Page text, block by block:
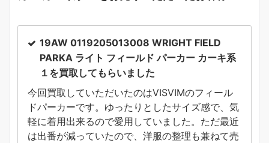
19AW 0119205013008 WRIGHT FIELD
PARKA ライト フィールド パーカー カーキ系
１ を買取してもらいました
今回買取していただいたのはVISVIMのフィール
ドパーカーです。ゆったりとしたサイズ感で、気
軽に着用出来るので愛用していました。ただ最近
は出番が減っていたので、洋服の整理も兼ねて売